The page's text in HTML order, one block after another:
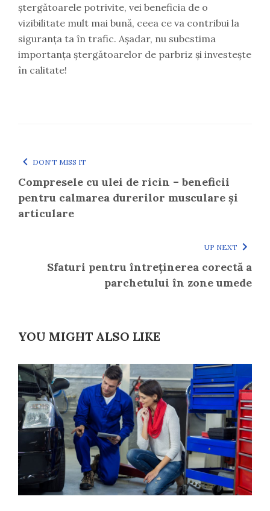
ștergătoarele potrivite, vei beneficia de o
vizibilitate mult mai bună, ceea ce va contribui la
siguranța ta în trafic. Așadar, nu subestima
importanța ștergătoarelor de parbriz și investește
în calitate!
DON'T MISS IT
Compresele cu ulei de ricin – beneficii
pentru calmarea durerilor musculare și
articulare
UP NEXT
Sfaturi pentru întreținerea corectă a
parchetului în zone umede
YOU MIGHT ALSO LIKE